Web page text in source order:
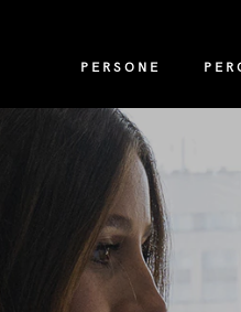
PERSONE